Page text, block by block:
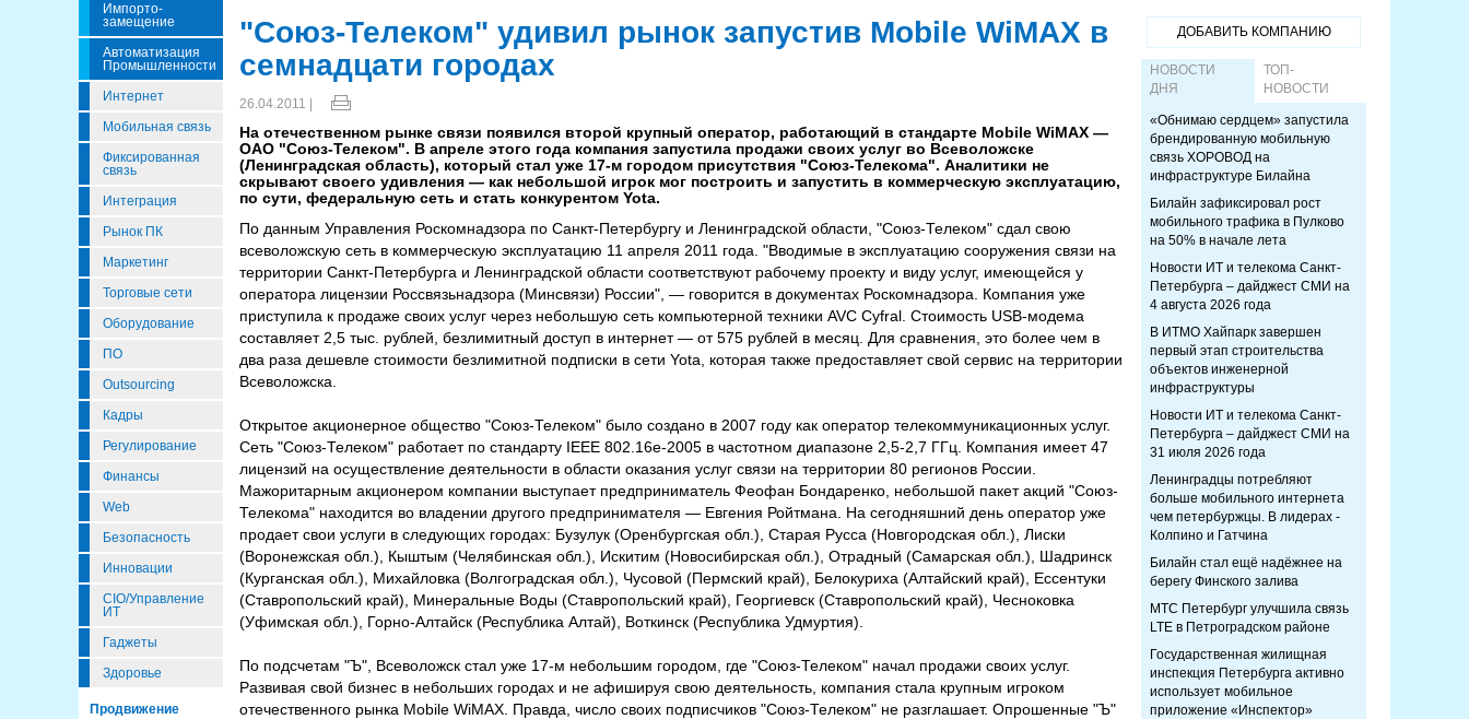
Импорто­
Замещение
Автоматизация
Промышленности
Интернет
Мобильная связь
Фиксированная
связь
Интеграция
Рынок ПК
Маркетинг
Торговые сети
Оборудование
ПО
Outsourcing
Кадры
Регулирование
Финансы
Web
Безопасность
Инновации
CIO/Управление
ИТ
Гаджеты
Здоровье
Продвижение
"Союз-Телеком" удивил рынок запустив Mobile WiMAX в
семнадцати городах
26.04.2011 |
На отечественном рынке связи появился второй крупный оператор, работающий в стандарте Mobile WiMAX —
ОАО "Союз-Телеком". В апреле этого года компания запустила продажи своих услуг во Всеволожске
(Ленинградская область), который стал уже 17-м городом присутствия "Союз-Телекома". Аналитики не
скрывают своего удивления — как небольшой игрок мог построить и запустить в коммерческую эксплуатацию,
по сути, федеральную сеть и стать конкурентом Yota.
По данным Управления Роскомнадзора по Санкт-Петербургу и Ленинградской области, "Союз-Телеком" сдал свою
всеволожскую сеть в коммерческую эксплуатацию 11 апреля 2011 года. "Вводимые в эксплуатацию сооружения связи на
территории Санкт-Петербурга и Ленинградской области соответствуют рабочему проекту и виду услуг, имеющейся у
оператора лицензии Россвязьнадзора (Минсвязи) России", — говорится в документах Роскомнадзора. Компания уже
приступила к продаже своих услуг через небольшую сеть компьютерной техники AVC Cyfral. Стоимость USB-модема
составляет 2,5 тыс. рублей, безлимитный доступ в интернет — от 575 рублей в месяц. Для сравнения, это более чем в
два раза дешевле стоимости безлимитной подписки в сети Yota, которая также предоставляет свой сервис на территории
Всеволожска.
Открытое акционерное общество "Союз-Телеком" было создано в 2007 году как оператор телекоммуникационных услуг.
Сеть "Союз-Телеком" работает по стандарту IEEE 802.16e-2005 в частотном диапазоне 2,5-2,7 ГГц. Компания имеет 47
лицензий на осуществление деятельности в области оказания услуг связи на территории 80 регионов России.
Мажоритарным акционером компании выступает предприниматель Феофан Бондаренко, небольшой пакет акций "Союз-
Телекома" находится во владении другого предпринимателя — Евгения Ройтмана. На сегодняшний день оператор уже
продает свои услуги в следующих городах: Бузулук (Оренбургская обл.), Старая Русса (Новгородская обл.), Лиски
(Воронежская обл.), Кыштым (Челябинская обл.), Искитим (Новосибирская обл.), Отрадный (Самарская обл.), Шадринск
(Курганская обл.), Михайловка (Волгоградская обл.), Чусовой (Пермский край), Белокуриха (Алтайский край), Ессентуки
(Ставропольский край), Минеральные Воды (Ставропольский край), Георгиевск (Ставропольский край), Чесноковка
(Уфимская обл.), Горно-Алтайск (Республика Алтай), Воткинск (Республика Удмуртия).
По подсчетам "Ъ", Всеволожск стал уже 17-м небольшим городом, где "Союз-Телеком" начал продажи своих услуг.
Развивая свой бизнес в небольших городах и не афишируя свою деятельность, компания стала крупным игроком
отечественного рынка Mobile WiMAX. Правда, число своих подписчиков "Союз-Телеком" не разглашает. Опрошенные "Ъ"
ДОБАВИТЬ КОМПАНИЮ
НОВОСТИ
ДНЯ
ТОП-
НОВОСТИ
«Обнимаю сердцем» запустила
брендированную мобильную
связь ХОРОВОД на
инфраструктуре Билайна
Билайн зафиксировал рост
мобильного трафика в Пулково
на 50% в начале лета
Новости ИТ и телекома Санкт-
Петербурга – дайджест СМИ на
4 августа 2026 года
В ИТМО Хайпарк завершен
первый этап строительства
объектов инженерной
инфраструктуры
Новости ИТ и телекома Санкт-
Петербурга – дайджест СМИ на
31 июля 2026 года
Ленинградцы потребляют
больше мобильного интернета
чем петербуржцы. В лидерах -
Колпино и Гатчина
Билайн стал ещё надёжнее на
берегу Финского залива
МТС Петербург улучшила связь
LTE в Петроградском районе
Государственная жилищная
инспекция Петербурга активно
использует мобильное
приложение «Инспектор»